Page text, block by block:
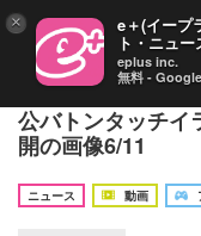
TVアニメ『氷の
公バトンタッチイ
開の画像6/11
ニュース
動画
× e＋(イープ
ト・ニュ
eplus inc.
無料 -